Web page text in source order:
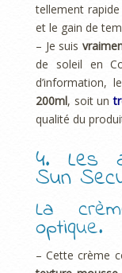
tellement
et le gain de
– Je suis
de soleil en
d’information,
200ml, soit un
qualité du
4. Les
Sun
La
optique.
– Cette crème